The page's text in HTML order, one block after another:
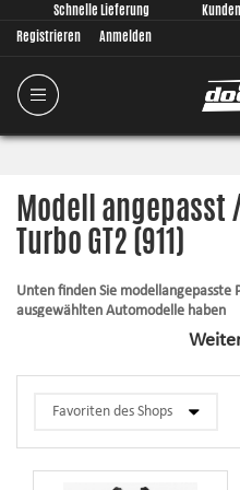
Schnelle Lieferung
Registrieren
Anmelden
Modell angepasst
Turbo GT2 (911)
Unten finden Sie modellangepasste
ausgewählten Automodelle haben
Alle Produkte in dieser Kategorie
überhaupt möglich ist. Die Artikel